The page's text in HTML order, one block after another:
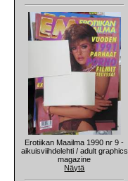
Erotiikan Maailma 1990 nr 9 -
aikuisviihdelehti / adult graphics
magazine
Näytä